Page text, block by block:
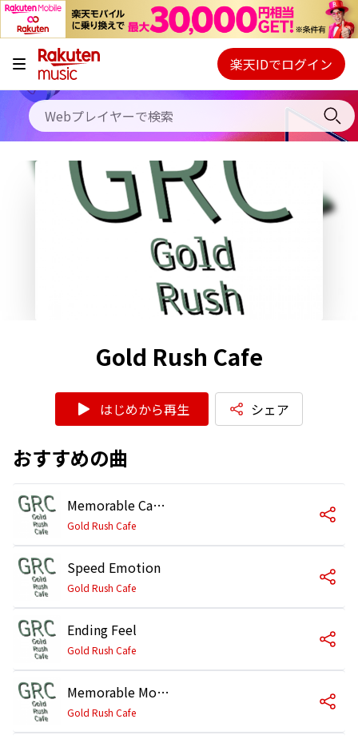
キャンペーン
料金プラン
使い方
初回30日間無料お試し
Webプレイヤー
ご契約内容の確認・変更
楽天IDでログイン
Gold Rush Cafe
はじめから再生 シェア
おすすめの曲
Memorable Casablanca
Gold Rush Cafe
Speed Emotion
Gold Rush Cafe
Ending Feel
Gold Rush Cafe
Memorable Mood
Gold Rush Cafe